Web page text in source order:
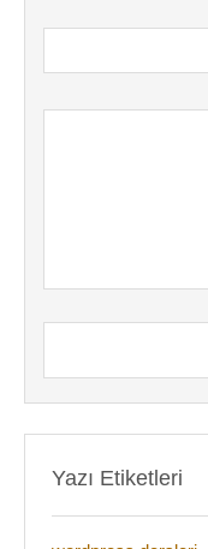
Yazı Etiketleri